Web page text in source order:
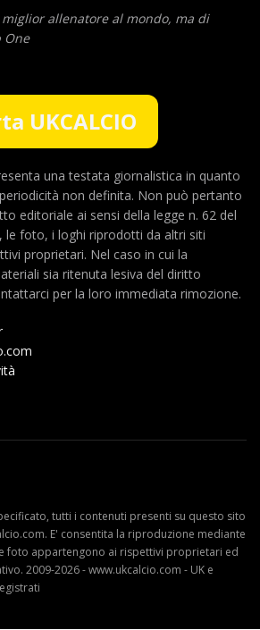
allenatore al mondo, ma di
One
UKCALCIO
una testata giornalistica in quanto
non definita. Non può pertanto
editoriale ai sensi della legge n. 62 del
le foto, i loghi riprodotti da altri siti
proprietari. Nel caso in cui la
sia ritenuta lesiva del diritto
per la loro immediata rimozione.
tutti i contenuti presenti su questo sito
E' consentita la riproduzione mediante
foto appartengono ai rispettivi proprietari ed
2009-2026 - www.ukcalcio.com - UK e